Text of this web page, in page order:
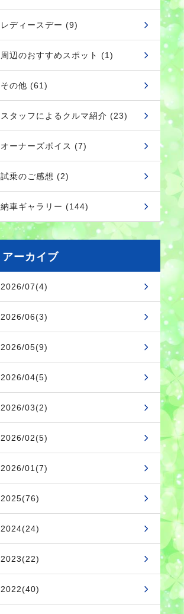
レディースデー (9)
周辺のおすすめスポット (1)
その他 (61)
スタッフによるクルマ紹介 (23)
オーナーズボイス (7)
試乗のご感想 (2)
納車ギャラリー (144)
アーカイブ
2026/07(4)
2026/06(3)
2026/05(9)
2026/04(5)
2026/03(2)
2026/02(5)
2026/01(7)
2025(76)
2024(24)
2023(22)
2022(40)